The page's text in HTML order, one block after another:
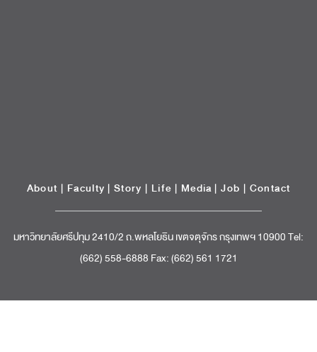
About | Faculty | Story | Life | Media |Job | Contact
มหาวิทยาลัยศรีปทุม 2410/2 ถ.พหลโยธิน เขตจตุจักร กรุงเทพฯ 10900 Tel:
(662) 558-6888 Fax: (662) 561 1721